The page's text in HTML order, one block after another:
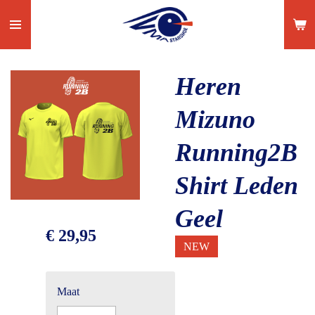
direct
naar
de
hoofdinhoud
Heren
Mizuno
Running2B
Shirt Leden
Geel
NEW
€ 29,95
Maat